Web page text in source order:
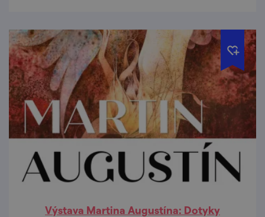
Výstava Martina Augustína: Dotyky